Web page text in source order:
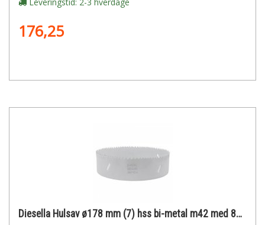
176,25
Diesella Hulsav ø178 mm (7) hss bi-metal m42 med 8% cobolt"